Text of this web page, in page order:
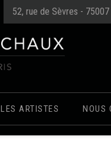
52, rue de Sèvres - 75007
LES ARTISTES NOUS